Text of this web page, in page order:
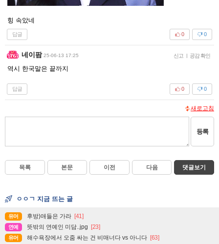
힝 속았네
답글 0
0
네이팜 25-06-13 17:25 신고 | 공감 확인
역시 한국말은 끝까지
답글 0
0
새로고침
등록
목록 본문 이전 다음 댓글보기
ㅇㅇㄱ 지금 뜨는 글
유머 후방)애들은 가라 [41]
연예 뜻밖의 연예인 미담..jpg [23]
유머 해수욕장에서 오줌 싸는 건 비매너다 vs 아니다 [63]